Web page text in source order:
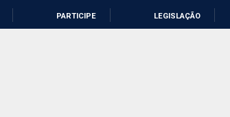
PARTICIPE LEGISLAÇÃO